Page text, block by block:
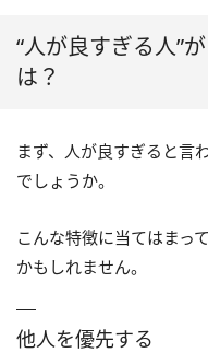
“人が良すぎる人”
は？
まず、人が良すぎると言
でしょうか。
こんな特徴に当てはまっ
かもしれません。
他人を優先する